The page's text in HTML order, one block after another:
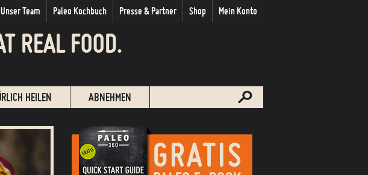
REAL FOOD.
Unser Team Paleo Kochbuch Presse & Partner Shop Mein Konto
HEILEN ABNEHMEN